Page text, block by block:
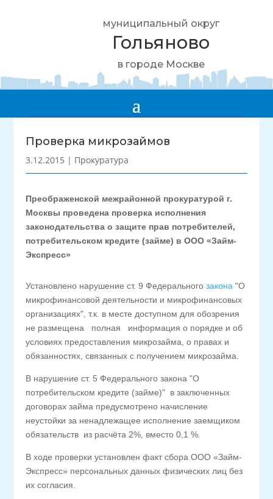
муниципальный округ
Гольяново
в городе Москве
Проверка микрозаймов
3.12.2015 | Прокуратура
Преображенской межрайонной прокуратурой г.
Москвы проведена проверка исполнения
законодательства о защите прав потребителей,
потребительском кредите (займе) в ООО «Займ-
Экспресс»
Установлено нарушение ст. 9 Федеральногозакона "О
микрофинансовой деятельности и микрофинансовых
организациях", т.к. в месте доступном для обозрения
не размещена полная информация о порядке и об
условиях предоставления микрозайма, о правах и
обязанностях, связанных с получением микрозайма.
В нарушение ст. 5 Федерального закона "О
потребительском кредите (займе)" в заключенных
договорах займа предусмотрено начисление
неустойки за ненадлежащее исполнение заемщиком
обязательств из расчёта 2%, вместо 0,1 %.
В ходе проверки установлен факт сбора ООО «Займ-
Экспресс» персональных данных физических лиц без
их согласия.